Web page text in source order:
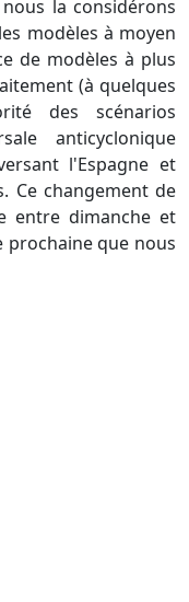
modèles à moyen
de modèles à plus
(à quelques
des scénarios
anticyclonique
l'Espagne et
Ce changement de
entre dimanche et
prochaine que nous